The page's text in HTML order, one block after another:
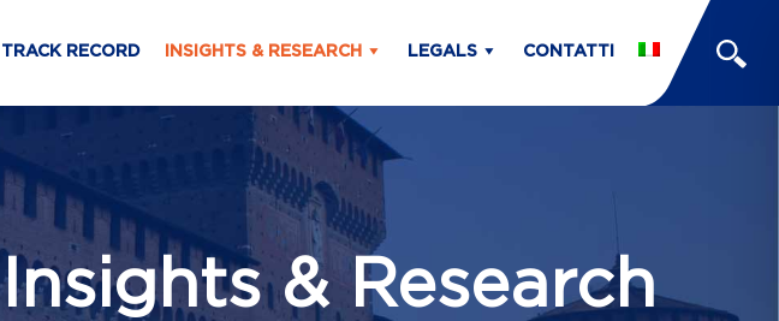
TRACK RECORD INSIGHTS & RESEARCH LEGALS CONTATTI
Insights & Research